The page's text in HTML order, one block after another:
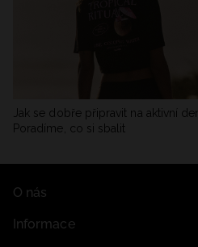
Jak se dobře připravit na aktivní
Poradíme, co si sbalit
O nás
Informace